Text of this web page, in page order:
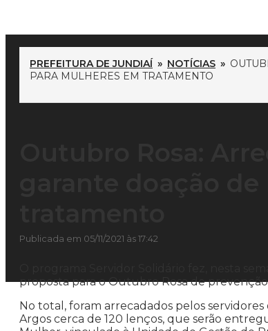
PREFEITURA DE JUNDIAÍ » NOTÍCIAS »
PARA MULHERES EM TRATAMENTO
Publicada em 05/11/2021 às 17:42
proposta para o Outubro Rosa de
No total, foram arrecadados pelos
Argos cerca de 120 lenços, que serão